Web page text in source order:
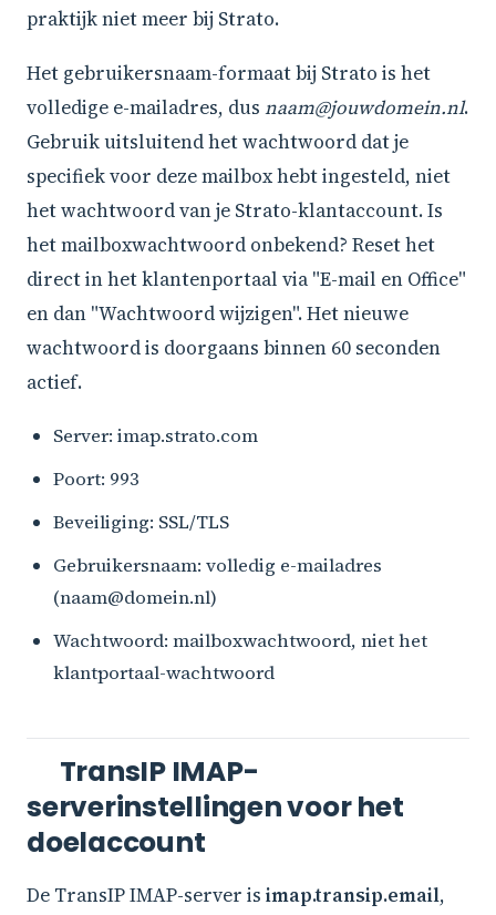
praktijk niet meer bij Strato.
Het gebruikersnaam-formaat bij Strato is het
volledige e-mailadres, dus naam@jouwdomein.nl.
Gebruik uitsluitend het wachtwoord dat je
specifiek voor deze mailbox hebt ingesteld, niet
het wachtwoord van je Strato-klantaccount. Is
het mailboxwachtwoord onbekend? Reset het
direct in het klantenportaal via "E-mail en Office"
en dan "Wachtwoord wijzigen". Het nieuwe
wachtwoord is doorgaans binnen 60 seconden
actief.
Server: imap.strato.com
Poort: 993
Beveiliging: SSL/TLS
Gebruikersnaam: volledig e-mailadres
(naam@domein.nl)
Wachtwoord: mailboxwachtwoord, niet het
klantportaal-wachtwoord
TransIP IMAP-
serverinstellingen voor het
doelaccount
De TransIP IMAP-server is imap.transip.email,